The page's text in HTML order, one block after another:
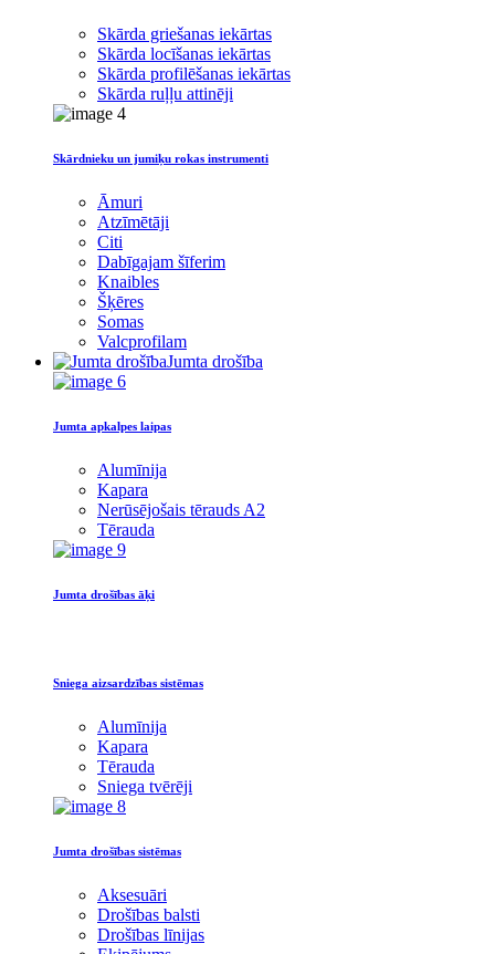
Skārda griešanas iekārtas
Skārda locīšanas iekārtas
Skārda profilēšanas iekārtas
Skārda ruļļu attinēji
Skārdnieku un jumiķu rokas instrumenti
Āmuri
Atzīmētāji
Citi
Dabīgajam šīferim
Knaibles
Šķēres
Somas
Valcprofilam
Jumta drošība
Jumta apkalpes laipas
Alumīnija
Kapara
Nerūsējošais tērauds A2
Tērauda
Jumta drošības āķi
Sniega aizsardzības sistēmas
Alumīnija
Kapara
Tērauda
Sniega tvērēji
Jumta drošības sistēmas
Aksesuāri
Drošības balsti
Drošības līnijas